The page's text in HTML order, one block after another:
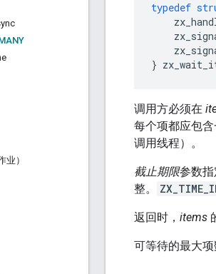
业）
typedef
}
调用方必须在
每个项都应包
调用线程）。
截止期限参数
整。
返回时， items
可等待的最大